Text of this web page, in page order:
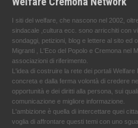
I siti del welfare, che nascono nel 2002,
sindacale ,cultura ecc. sono arricchiti con
sondaggi, petizioni, blog e lettere al sito ed
Migranti , L'Eco del Popolo e Cremona nel
associazioni di riferimento.
L'idea di costruire la rete dei portali
concreta e dalla ferma volontà di credere
opportunità e dei diritti alla persona, sui
comunicazione e migliore informazione.
L'ambizione è quella di intercettare quei
voglia di affrontare questi temi con uno